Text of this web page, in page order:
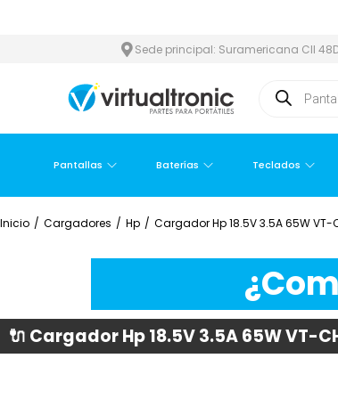
Sede principal: Suramericana Cll
Pantallas Baterías Teclados
Inicio / Cargadores / Hp / Cargador Hp 18.5V 3.5A 65W VT-
🔌 Cargador Hp 18.5V 3.5A 65W VT-